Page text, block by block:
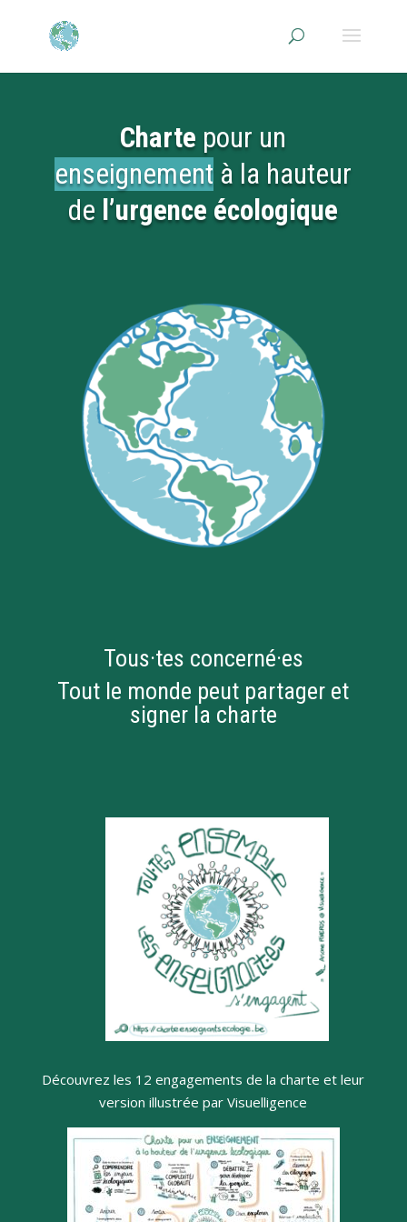
Charte pour un
enseignement à la hauteur
de l’urgence écologique
Tous·tes concerné·es
Tout le monde peut partager et
signer la charte
Découvrez les 12 engagements de la charte et leur
version illustrée par Visuelligence